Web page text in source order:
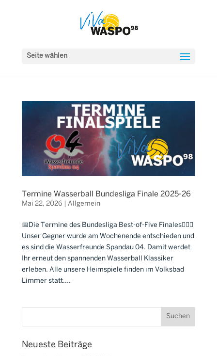
Seite wählen
Termine Wasserball Bundesliga Finale 2025-26
Mai 22, 2026 Allgemein
📅Die Termine des Bundesliga Best-of-Five Finales🤽🏼‍♂️
Unser Gegner wurde am Wochenende entschieden und
es sind die Wasserfreunde Spandau 04. Damit werdet
Ihr erneut den spannenden Wasserball Klassiker
erleben. Alle unsere Heimspiele finden im Volksbad
Limmer statt....
Neueste Beiträge